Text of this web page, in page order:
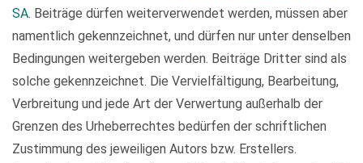
SA. Beiträge dürfen weiterverwendet werden, müssen aber
namentlich gekennzeichnet, und dürfen nur unter denselben
Bedingungen weitergeben werden. Beiträge Dritter sind als
solche gekennzeichnet. Die Vervielfältigung, Bearbeitung,
Verbreitung und jede Art der Verwertung außerhalb der
Grenzen des Urheberrechtes bedürfen der schriftlichen
Zustimmung des jeweiligen Autors bzw. Erstellers.